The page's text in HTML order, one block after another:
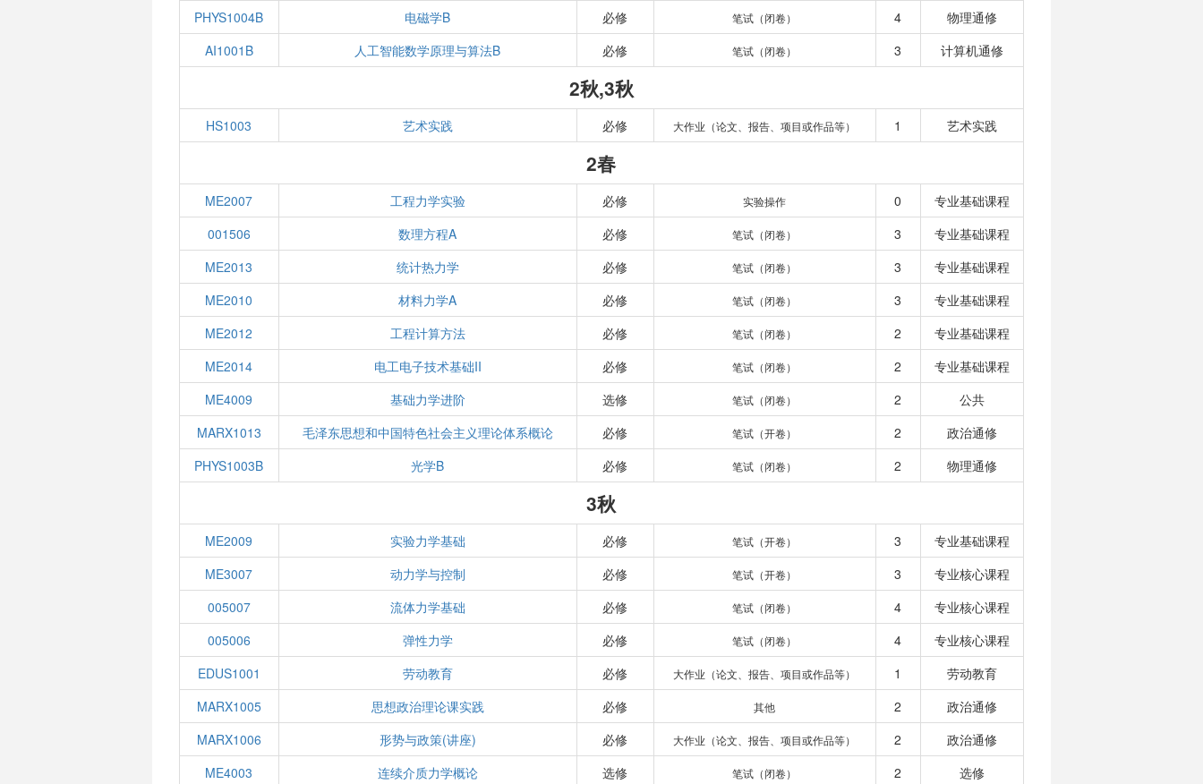
PHYS1004B
电磁学B 必修 笔试（闭卷） 4
物理通修
AI1001B
人工智能数学原理与算法B 必修 笔试（闭卷） 3 计算机通修
2秋,3秋
HS1003 艺术实践 必修 大作业（论文、报告、项目或作品等） 1 艺术实践
2春
ME2007 工程力学实验 必修 实验操作 0
专业基础课程
001506
数理方程A 必修 笔试（闭卷） 3
专业基础课程
ME2013
统计热力学 必修 笔试（闭卷） 3
专业基础课程
ME2010
材料力学A 必修 笔试（闭卷） 3
专业基础课程
ME2012
工程计算方法 必修 笔试（闭卷） 2
专业基础课程
ME2014
电工电子技术基础II 必修 笔试（闭卷） 2
专业基础课程
ME4009
基础力学进阶 选修 笔试（闭卷） 2
公共
MARX1013
毛泽东思想和中国特色社会主义理论体系概论 必修 笔试（开卷） 2
政治通修
PHYS1003B
光学B 必修 笔试（闭卷） 2 物理通修
3秋
ME2009 实验力学基础 必修 笔试（开卷） 3
专业基础课程
ME3007
动力学与控制 必修 笔试（开卷） 3
专业核心课程
005007
流体力学基础 必修 笔试（闭卷） 4
专业核心课程
005006
弹性力学 必修 笔试（闭卷） 4
专业核心课程
EDUS1001
劳动教育 必修 大作业（论文、报告、项目或作品等） 1
劳动教育
MARX1005
思想政治理论课实践 必修 其他 2
政治通修
MARX1006
形势与政策(讲座) 必修 大作业（论文、报告、项目或作品等） 2
政治通修
ME4003
连续介质力学概论 选修 笔试（闭卷） 2
选修